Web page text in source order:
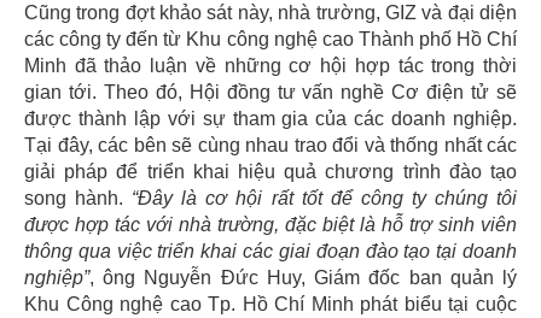
Cũng trong đợt khảo sát này, nhà trường, GIZ và đại diện
các công ty đến từ Khu công nghệ cao Thành phố Hồ Chí
Minh đã thảo luận về những cơ hội hợp tác trong thời
gian tới. Theo đó, Hội đồng tư vấn nghề Cơ điện tử sẽ
được thành lập với sự tham gia của các doanh nghiệp.
Tại đây, các bên sẽ cùng nhau trao đổi và thống nhất các
giải pháp để triển khai hiệu quả chương trình đào tạo
song hành. “Đây là cơ hội rất tốt để công ty chúng tôi
được hợp tác với nhà trường, đặc biệt là hỗ trợ sinh viên
thông qua việc triển khai các giai đoạn đào tạo tại doanh
nghiệp”, ông Nguyễn Đức Huy, Giám đốc ban quản lý
Khu Công nghệ cao Tp. Hồ Chí Minh phát biểu tại cuộc